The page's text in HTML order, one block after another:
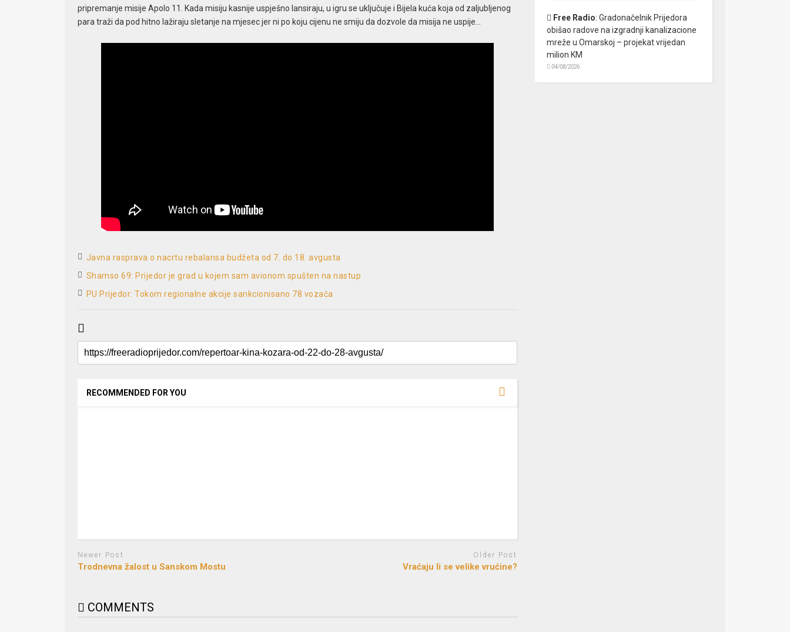
pripremanje misije Apolo 11. Kada misiju kasnije uspješno lansiraju, u igru se uključuje i Bijela kuća koja od zaljubljenog
para traži da pod hitno lažiraju sletanje na mjesec jer ni po koju cijenu ne smiju da dozvole da misija ne uspije…
Javna rasprava o nacrtu rebalansa budžeta od 7. do 18. avgusta
Shamso 69: Prijedor je grad u kojem sam avionom spušten na nastup
PU Prijedor: Tokom regionalne akcije sankcionisano 78 vozača
RECOMMENDED FOR YOU
Newer Post
Trodnevna žalost u Sanskom Mostu
Older Post
Vraćaju li se velike vrućine?
COMMENTS
Free Radio: Gradonačelnik Prijedora
obišao radove na izgradnji kanalizacione
mreže u Omarskoj – projekat vrijedan
milion KM
04/08/2026